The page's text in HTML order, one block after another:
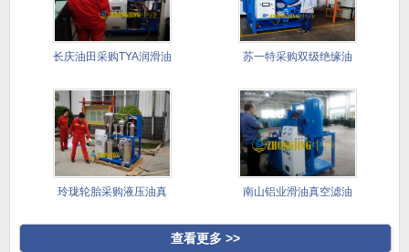
长庆油田采购TYA润滑油 苏一特采购双级绝缘油
玲珑轮胎采购液压油真 南山铝业滑油真空滤油
查看更多 >>